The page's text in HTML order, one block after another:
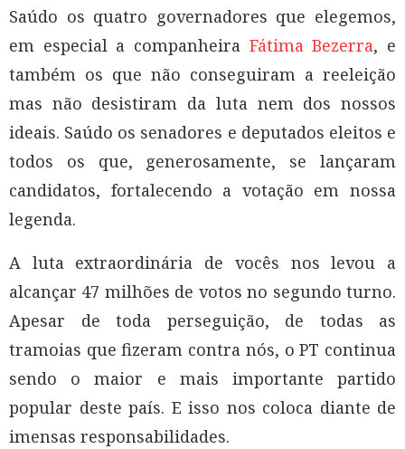
Saúdo os quatro governadores que elegemos,
em especial a companheira Fátima Bezerra, e
também os que não conseguiram a reeleição
mas não desistiram da luta nem dos nossos
ideais. Saúdo os senadores e deputados eleitos e
todos os que, generosamente, se lançaram
candidatos, fortalecendo a votação em nossa
legenda.
A luta extraordinária de vocês nos levou a
alcançar 47 milhões de votos no segundo turno.
Apesar de toda perseguição, de todas as
tramoias que fizeram contra nós, o PT continua
sendo o maior e mais importante partido
popular deste país. E isso nos coloca diante de
imensas responsabilidades.